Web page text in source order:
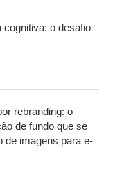
cognitiva: o desafio
rebranding: o
de fundo que se
de imagens para e-